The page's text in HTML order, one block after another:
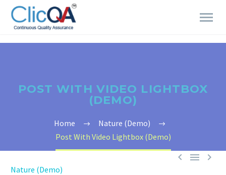
POST WITH VIDEO LIGHTBOX
(DEMO)
Home
Nature (Demo)
Post With Video Lightbox (Demo)
  
Nature (Demo)